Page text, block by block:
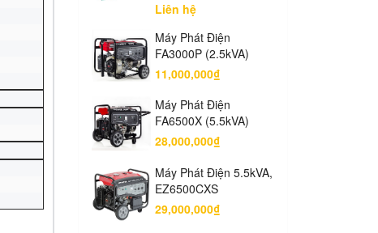
Liên hệ
Máy Phát Điện
FA3000P (2.5kVA)
11,000,000₫
Máy Phát Điện
FA6500X (5.5kVA)
28,000,000₫
Máy Phát Điện 5.5kVA,
EZ6500CXS
29,000,000₫